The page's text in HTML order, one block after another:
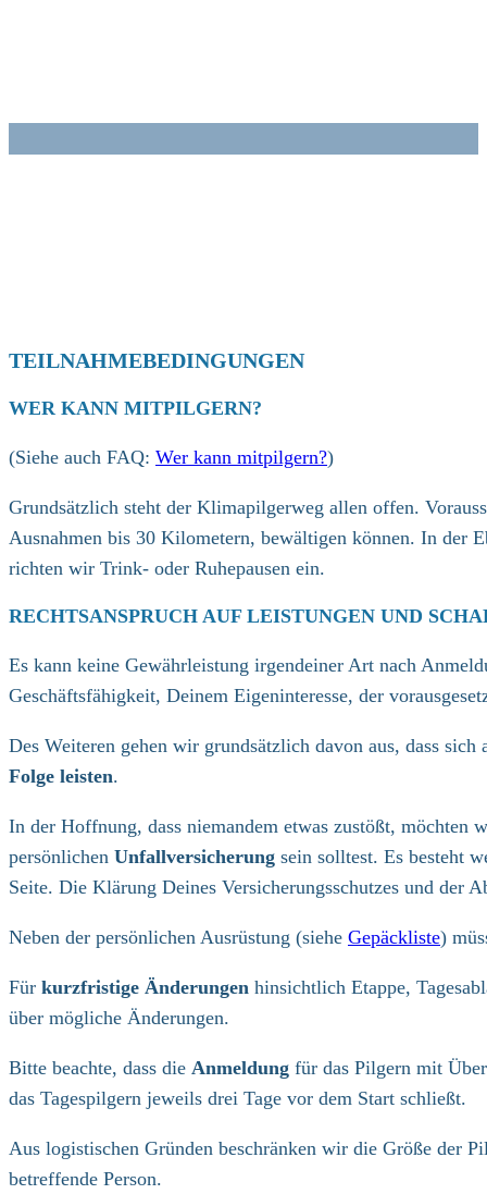
TEILNAHMEBEDINGUNGEN
WER KANN MITPILGERN?
(Siehe auch FAQ: Wer kann mitpilgern?)
Grundsätzlich steht der Klimapilgerweg allen offen.
Ausnahmen bis 30 Kilometern, bewältigen können. In der
richten wir Trink- oder Ruhepausen ein.
RECHTSANSPRUCH AUF LEISTUNGEN UND
Es kann keine Gewährleistung irgendeiner Art nach
Geschäftsfähigkeit, Deinem Eigeninteresse, der
Des Weiteren gehen wir grundsätzlich davon aus, dass
Folge leisten.
In der Hoffnung, dass niemandem etwas zustößt, möchten
persönlichen Unfallversicherung sein solltest. Es besteht
Seite. Die Klärung Deines Versicherungsschutzes und der
Neben der persönlichen Ausrüstung (siehe Gepäckliste)
Für kurzfristige Änderungen hinsichtlich Etappe,
über mögliche Änderungen.
Bitte beachte, dass die Anmeldung für das Pilgern mit
das Tagespilgern jeweils drei Tage vor dem Start schließt.
Aus logistischen Gründen beschränken wir die Größe der
betreffende Person.